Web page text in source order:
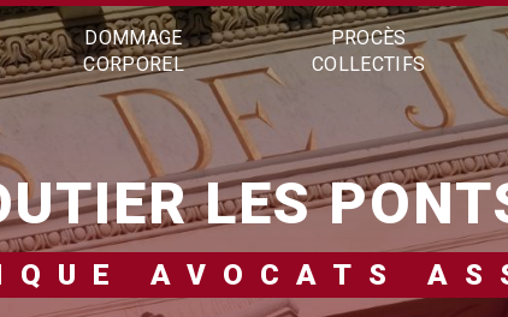
DOMMAGE
CORPOREL
PROCÈS
COLLECTIFS
LES
AVOCATS